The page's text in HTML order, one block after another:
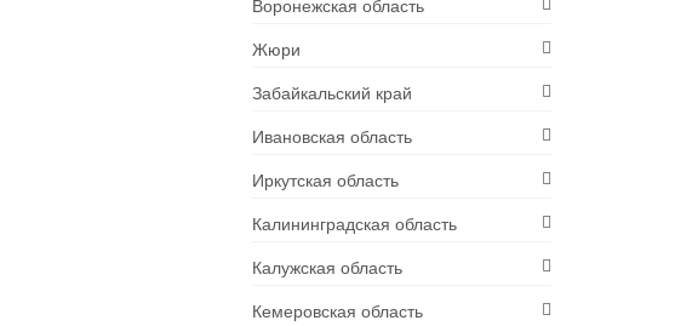
Воронежская область
Жюри
Забайкальский край
Ивановская область
Иркутская область
Калининградская область
Калужская область
Кемеровская область